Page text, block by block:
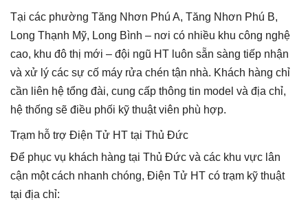
Tại các phường Tăng Nhơn Phú A, Tăng Nhơn Phú B,
Long Thạnh Mỹ, Long Bình – nơi có nhiều khu công nghệ
cao, khu đô thị mới – đội ngũ HT luôn sẵn sàng tiếp nhận
và xử lý các sự cố máy rửa chén tận nhà. Khách hàng chỉ
cần liên hệ tổng đài, cung cấp thông tin model và địa chỉ,
hệ thống sẽ điều phối kỹ thuật viên phù hợp.
Trạm hỗ trợ Điện Tử HT tại Thủ Đức
Để phục vụ khách hàng tại Thủ Đức và các khu vực lân
cận một cách nhanh chóng, Điện Tử HT có trạm kỹ thuật
tại địa chỉ: